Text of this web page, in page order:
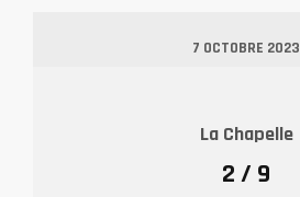
7 OCTOBRE 2023
La Chapelle
2 / 9